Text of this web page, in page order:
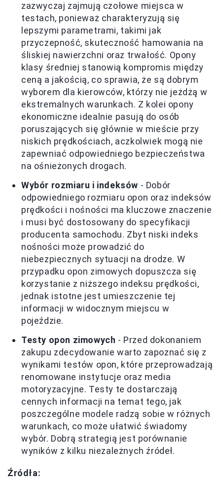
zazwyczaj zajmują czołowe miejsca w
testach, ponieważ charakteryzują się
lepszymi parametrami, takimi jak
przyczepność, skuteczność hamowania na
śliskiej nawierzchni oraz trwałość. Opony
klasy średniej stanowią kompromis między
ceną a jakością, co sprawia, że są dobrym
wyborem dla kierowców, którzy nie jeżdżą w
ekstremalnych warunkach. Z kolei opony
ekonomiczne idealnie pasują do osób
poruszających się głównie w mieście przy
niskich prędkościach, aczkolwiek mogą nie
zapewniać odpowiedniego bezpieczeństwa
na ośnieżonych drogach.
Wybór rozmiaru i indeksów - Dobór
odpowiedniego rozmiaru opon oraz indeksów
prędkości i nośności ma kluczowe znaczenie
i musi być dostosowany do specyfikacji
producenta samochodu. Zbyt niski indeks
nośności może prowadzić do
niebezpiecznych sytuacji na drodze. W
przypadku opon zimowych dopuszcza się
korzystanie z niższego indeksu prędkości,
jednak istotne jest umieszczenie tej
informacji w widocznym miejscu w
pojeździe.
Testy opon zimowych - Przed dokonaniem
zakupu zdecydowanie warto zapoznać się z
wynikami testów opon, które przeprowadzają
renomowane instytucje oraz media
motoryzacyjne. Testy te dostarczają
cennych informacji na temat tego, jak
poszczególne modele radzą sobie w różnych
warunkach, co może ułatwić świadomy
wybór. Dobrą strategią jest porównanie
wyników z kilku niezależnych źródeł.
Źródła: